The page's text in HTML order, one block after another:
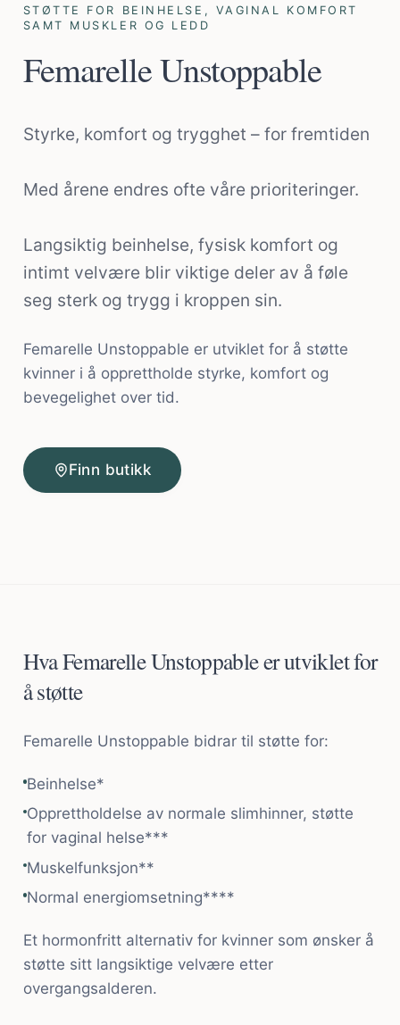
STØTTE FOR BEINHELSE, VAGINAL KOMFORT
SAMT MUSKLER OG LEDD
Femarelle Unstoppable
Styrke, komfort og trygghet – for fremtiden
Med årene endres ofte våre prioriteringer.
Langsiktig beinhelse, fysisk komfort og
intimt velvære blir viktige deler av å føle
seg sterk og trygg i kroppen sin.
Femarelle Unstoppable er utviklet for å støtte
kvinner i å opprettholde styrke, komfort og
bevegelighet over tid.
Finn butikk
Hva Femarelle Unstoppable er utviklet for
å støtte
Femarelle Unstoppable bidrar til støtte for:
Beinhelse*
Opprettholdelse av normale slimhinner, støtte
for vaginal helse***
Muskelfunksjon**
Normal energiomsetning****
Et hormonfritt alternativ for kvinner som ønsker å
støtte sitt langsiktige velvære etter
overgangsalderen.